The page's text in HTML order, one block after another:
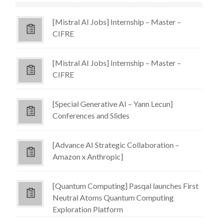
[Mistral AI Jobs] Internship – Master –
CIFRE
[Mistral AI Jobs] Internship – Master –
CIFRE
[Special Generative AI – Yann Lecun]
Conferences and Slides
[Advance AI Strategic Collaboration –
Amazon x Anthropic]
[Quantum Computing] Pasqal launches First
Neutral Atoms Quantum Computing
Exploration Platform